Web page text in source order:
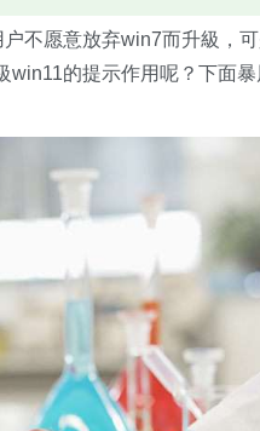
不愿意放弃win7而升級，
win11的提示作用呢？下面